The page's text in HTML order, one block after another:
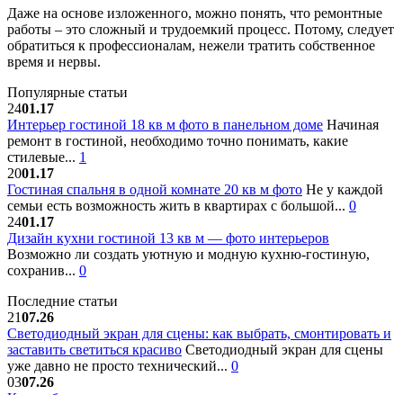
Даже на основе изложенного, можно понять, что ремонтные
работы – это сложный и трудоемкий процесс. Потому, следует
обратиться к профессионалам, нежели тратить собственное
время и нервы.
Популярные статьи
2401.17
Интерьер гостиной 18 кв м фото в панельном доме Начиная
ремонт в гостиной, необходимо точно понимать, какие
стилевые... 1
2001.17
Гостиная спальня в одной комнате 20 кв м фото Не у каждой
семьи есть возможность жить в квартирах с большой... 0
2401.17
Дизайн кухни гостиной 13 кв м — фото интерьеров
Возможно ли создать уютную и модную кухню-гостиную,
сохранив... 0
Последние статьи
2107.26
Светодиодный экран для сцены: как выбрать, смонтировать и
заставить светиться красиво Светодиодный экран для сцены
уже давно не просто технический... 0
0307.26